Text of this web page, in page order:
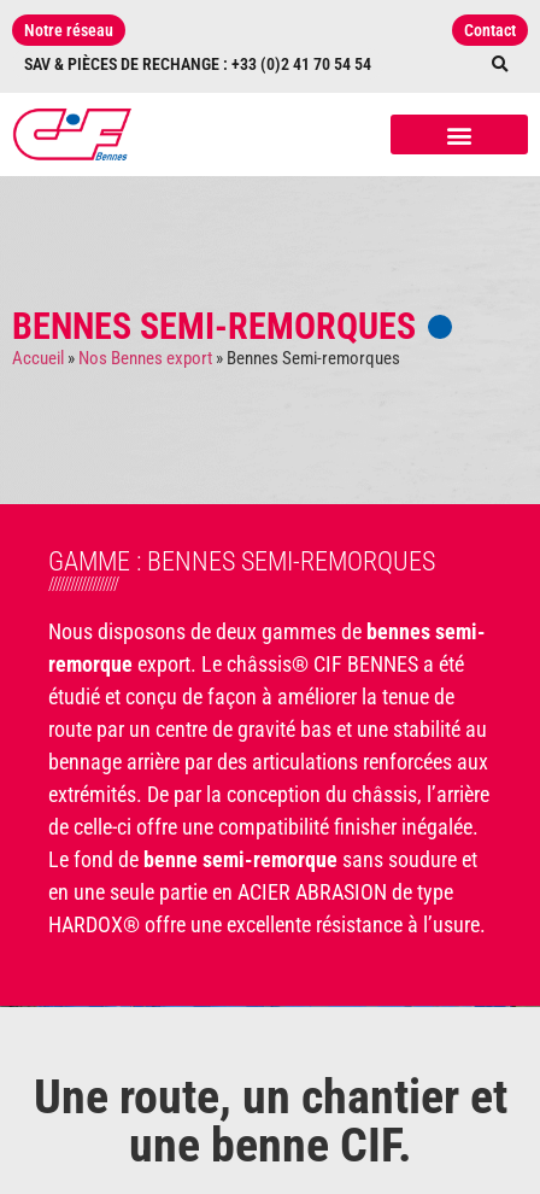
Notre réseau
Contact
SAV & PIÈCES DE RECHANGE : +33 (0)2 41 70 54 54
BENNES SEMI-REMORQUES
Accueil » Nos Bennes export » Bennes Semi-remorques
GAMME : BENNES SEMI-REMORQUES
///////////////////
Nous disposons de deux gammes de bennes semi-
remorqueexport. Le châssis® CIF BENNES a été
étudié et conçu de façon à améliorer la tenue de
route par un centre de gravité bas et une stabilité au
bennage arrière par des articulations renforcées aux
extrémités. De par la conception du châssis, l’arrière
de celle-ci offre une compatibilité finisher inégalée.
Le fond de bennesemi-remorque sans soudure et
en une seule partie en ACIER ABRASION de type
HARDOX® offre une excellente résistance à l’usure.
Une route, un chantier et
une benne CIF.